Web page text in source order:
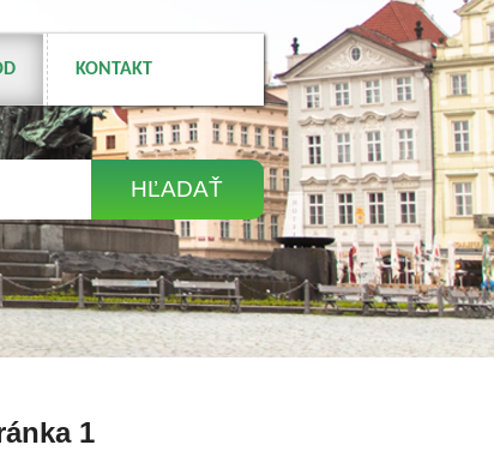
KONTAKT
1